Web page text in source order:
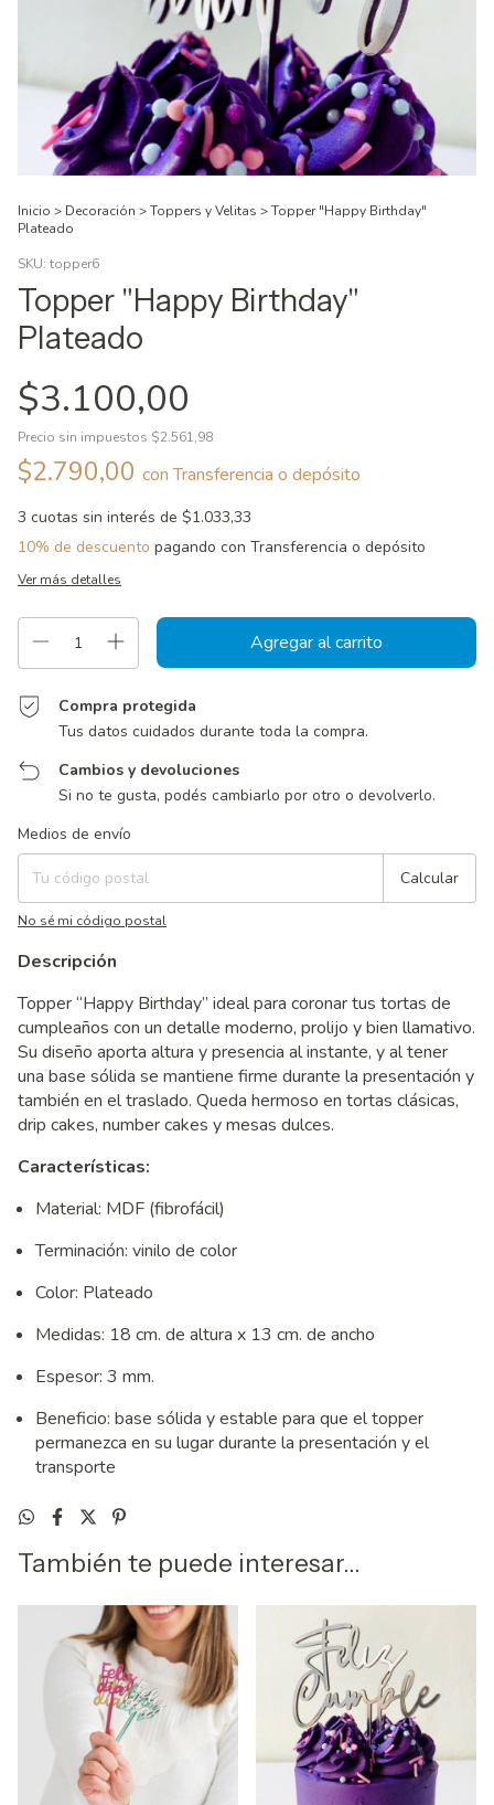
Inicio > Decoración >Toppers y Velitas >Topper "Happy Birthday"
Plateado
SKU: topper6
Topper "Happy Birthday"
Plateado
$3.100,00
Precio sin impuestos $2.561,98
$2.790,00 con Transferencia o depósito
3 cuotas sin interés de $1.033,33
10% de descuento pagando con Transferencia o depósito
Ver más detalles
Compra protegida
Tus datos cuidados durante toda la compra.
Cambios y devoluciones
Si no te gusta, podés cambiarlo por otro o devolverlo.
Entregas para el CP:
Medios de envío
Calcular
No sé mi código postal
Descripción
Topper “Happy Birthday” ideal para coronar tus tortas de
cumpleaños con un detalle moderno, prolijo y bien llamativo.
Su diseño aporta altura y presencia al instante, y al tener
una base sólida se mantiene firme durante la presentación y
también en el traslado. Queda hermoso en tortas clásicas,
drip cakes, number cakes y mesas dulces.
Características:
Material: MDF (fibrofácil)
Terminación: vinilo de color
Color: Plateado
Medidas: 18 cm. de altura x 13 cm. de ancho
Espesor: 3 mm.
Beneficio: base sólida y estable para que el topper
permanezca en su lugar durante la presentación y el
transporte
También te puede interesar...